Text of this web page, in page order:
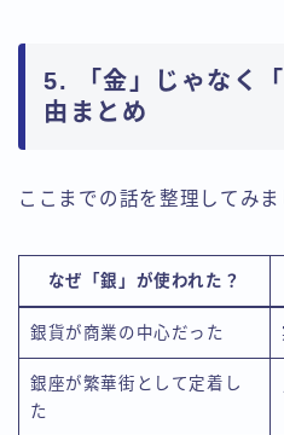
5. 「金」じゃなく
由まとめ
ここまでの話を整理してみま
なぜ「銀」が使われた？
銀貨が商業の中心だった
銀座が繁華街として定着し
た